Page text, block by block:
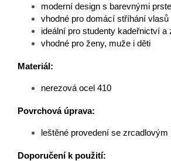
moderní design s barevnými
vhodné pro domácí stříhání vlasů
ideální pro studenty kadeřnictví a
vhodné pro ženy, muže i děti
Materiál:
nerezová ocel 410
Povrchová úprava:
leštěné provedení se zrcadlovým
Doporučení k použití: